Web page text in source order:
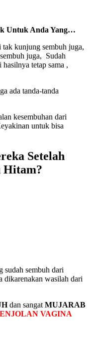
Untuk Anda Yang…
tak kunjung sembuh juga,
juga, Sudah
tetap sama ,
ada tanda-tanda
kesembuhan dari
untuk bisa
Setelah
Hitam?
sudah sembuh dari
dikarenakan wasilah dari
dan sangat MUJARAB
VAGINA